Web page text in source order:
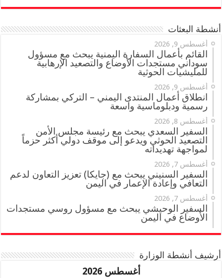
أنشطة البعثات
أغسطس 9, 2026
القائم بأعمال السفارة اليمنية يبحث مع مسؤول
سوداني مستجدات الأوضاع والتصعيد الإرهابية
للمليشيات الحوثية
أغسطس 9, 2026
انطلاق أعمال المنتدى اليمني – التركي بمشاركة
رسمية ودبلوماسية واسعة
أغسطس 8, 2026
السفير السعدي يبحث مع رئيسة مجلس الأمن
التصعيد الحوثي ويدعو إلى موقف دولي أكثر حزماً
لمواجهة تهديداته
أغسطس 7, 2026
السفير السنيني يبحث مع (جايكا) تعزيز التعاون لدعم
التعافي وإعادة الإعمار في اليمن
أغسطس 7, 2026
السفير الوحيشي يبحث مع مسؤول روسي مستجدات
الأوضاع في اليمن
أرشيف أنشطة الوزارة
أغسطس 2026